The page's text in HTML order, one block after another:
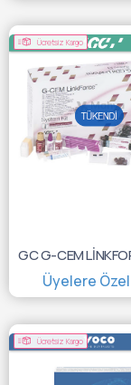
TÜKENDİ
Ücretsiz Kargo
Üyelere Özel
TÜKENDİ
Ücretsiz Kargo